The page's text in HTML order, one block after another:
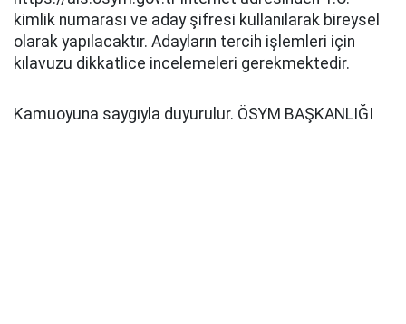
kimlik numarası ve aday şifresi kullanılarak bireysel
olarak yapılacaktır. Adayların tercih işlemleri için
kılavuzu dikkatlice incelemeleri gerekmektedir.
Kamuoyuna saygıyla duyurulur. ÖSYM BAŞKANLIĞI